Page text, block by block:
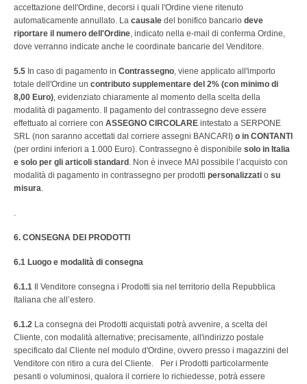
accettazione dell'Ordine, decorsi i quali l'Ordine viene ritenuto
automaticamente annullato. La causale del bonifico bancario deve
riportare il numero dell'Ordine, indicato nella e-mail di conferma Ordine,
dove verranno indicate anche le coordinate bancarie del Venditore.
5.5 In caso di pagamento in Contrassegno, viene applicato all'importo
totale dell'Ordine un contributo supplementare del 2% (con minimo di
8,00 Euro), evidenziato chiaramente al momento della scelta della
modalità di pagamento. Il pagamento del contrassegno deve essere
effettuato al corriere con ASSEGNO CIRCOLARE intestato a SERPONE
SRL (non saranno accettati dal corriere assegni BANCARI) o in CONTANTI
(per ordini inferiori a 1.000 Euro). Contrassegno è disponibile solo in Italia
e solo per gli articoli standard . Non è invece MAI possibile l’acquisto con
modalità di pagamento in contrassegno per prodotti personalizzati o su
misura.
.
6. CONSEGNA DEI PRODOTTI
6.1 Luogo e modalità di consegna
6.1.1 Il Venditore consegna i Prodotti sia nel territorio della Repubblica
Italiana che all’estero.
6.1.2 La consegna dei Prodotti acquistati potrà avvenire, a scelta del
Cliente, con modalità alternative; precisamente, all'indirizzo postale
specificato dal Cliente nel modulo d'Ordine, ovvero presso i magazzini del
Venditore con ritiro a cura del Cliente. Per i Prodotti particolarmente
pesanti o voluminosi, qualora il corriere lo richiedesse, potrà essere